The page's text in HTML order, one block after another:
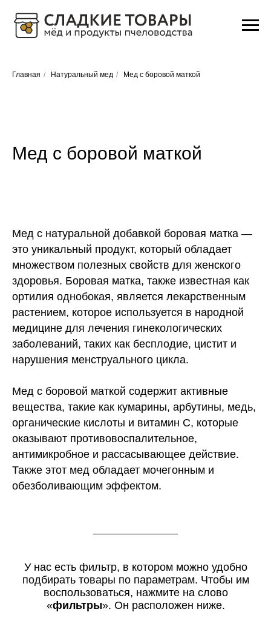
Главная / Натуральный мед / Мед с боровой маткой
Мед с боровой маткой
Мед с натуральной добавкой боровая матка —
это уникальный продукт, который обладает
множеством полезных свойств для женского
здоровья. Боровая матка, также известная как
ортилия однобокая, является лекарственным
растением, которое используется в народной
медицине для лечения гинекологических
заболеваний, таких как бесплодие, цистит и
нарушения менструального цикла.
Мед с боровой маткой содержит активные
вещества, такие как кумарины, арбутины, медь,
органические кислоты и витамин С, которые
оказывают противовоспалительное,
антимикробное и рассасывающее действие.
Также этот мед обладает мочегонным и
обезболивающим эффектом.
У нас есть фильтр, в котором можно удобно
подбирать товары по параметрам. Чтобы им
воспользоваться, нажмите на слово
«фильтры». Он расположен ниже.